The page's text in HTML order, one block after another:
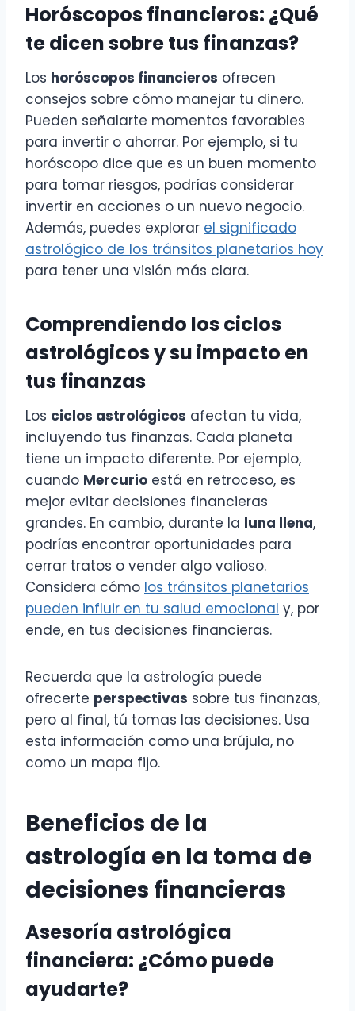
Horóscopos financieros: ¿Qué
te dicen sobre tus finanzas?
Los horóscopos financieros ofrecen
consejos sobre cómo manejar tu dinero.
Pueden señalarte momentos favorables
para invertir o ahorrar. Por ejemplo, si tu
horóscopo dice que es un buen momento
para tomar riesgos, podrías considerar
invertir en acciones o un nuevo negocio.
Además, puedes explorar el significado
astrológico de los tránsitos planetarios hoy
para tener una visión más clara.
Comprendiendo los ciclos
astrológicos y su impacto en
tus finanzas
Los ciclos astrológicos afectan tu vida,
incluyendo tus finanzas. Cada planeta
tiene un impacto diferente. Por ejemplo,
cuando Mercurio está en retroceso, es
mejor evitar decisiones financieras
grandes. En cambio, durante la luna llena,
podrías encontrar oportunidades para
cerrar tratos o vender algo valioso.
Considera cómo los tránsitos planetarios
pueden influir en tu salud emocional y, por
ende, en tus decisiones financieras.
Recuerda que la astrología puede
ofrecerte perspectivas sobre tus finanzas,
pero al final, tú tomas las decisiones. Usa
esta información como una brújula, no
como un mapa fijo.
Beneficios de la
astrología en la toma de
decisiones financieras
Asesoría astrológica
financiera: ¿Cómo puede
ayudarte?